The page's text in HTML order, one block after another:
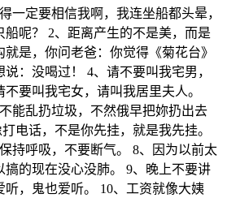
一定要相信我啊，我连坐船都头晕，
船呢？ 2、距离产生的不是美，而是
就是，你问老爸：你觉得《菊花台》
：没喝过！ 4、请不要叫我宅男，
要叫我宅女，请叫我居里夫人。
能乱扔垃圾，不然俄早把妳扔出去
电话，不是你先挂，就是我先挂。
持呼吸，不要断气。 8、因为以前太
搞的现在没心没肺。 9、晚上不要讲
听，鬼也爱听。 10、工资就像大姨